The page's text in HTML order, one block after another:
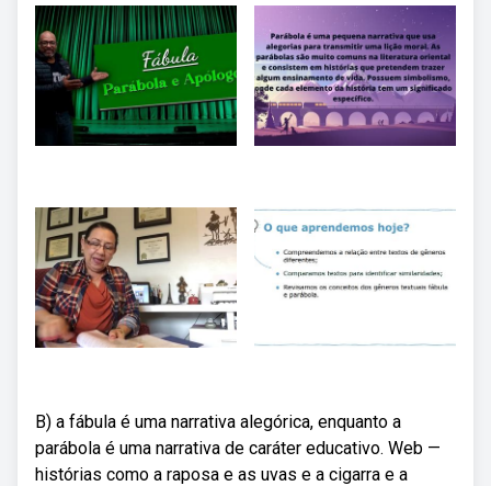
B) a fábula é uma narrativa alegórica, enquanto a
parábola é uma narrativa de caráter educativo. Web —
histórias como a raposa e as uvas e a cigarra e a